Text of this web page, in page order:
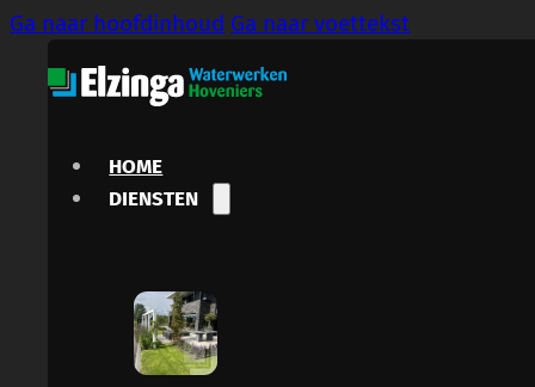
Ga naar hoofdinhoud Ga naar voettekst
HOME
DIENSTEN